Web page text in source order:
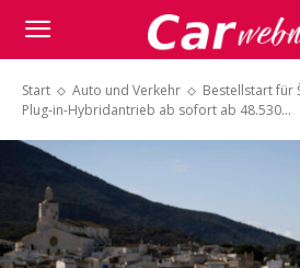
Carwebnews.com
Start Auto und Verkehr
Bestellstart für
Plug-in-Hybridantrieb ab sofort ab 48.530...